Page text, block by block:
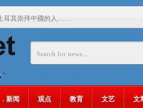
耳其崇拜中國的人……
50 年的爱与背叛
京生失去理智 / 伊利夏提
. 新闻 观点 教育 文艺 文